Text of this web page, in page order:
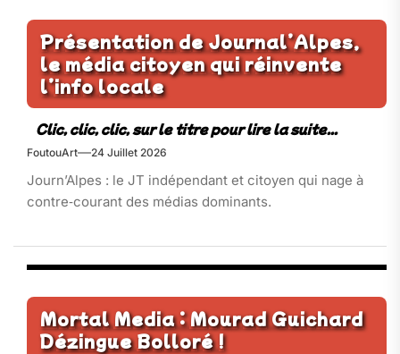
Présentation de Journal’Alpes,
le média citoyen qui réinvente
l’info locale
FoutouArt 24 Juillet 2026
Journ’Alpes : le JT indépendant et citoyen qui nage à
contre‑courant des médias dominants.
Mortal Media : Mourad Guichard
Dézingue Bolloré !